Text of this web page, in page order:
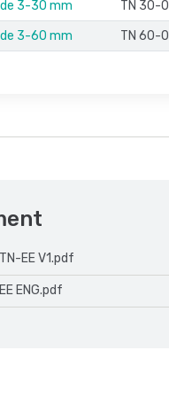
3-30 mm TN 30-
3-60 mm
TN 60-
EE V1.pdf
ENG.pdf